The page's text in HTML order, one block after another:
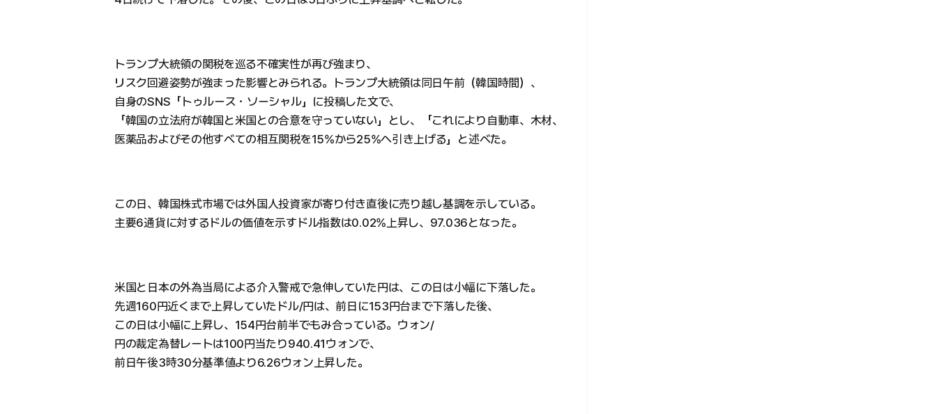
トランプ大統領の関税を巡る不確実性が再び強まり、
リスク回避姿勢が強まった影響とみられる。トランプ大統領は同日午前（韓国時間）、
自身のSNS「トゥルース・ソーシャル」に投稿した文で、
「韓国の立法府が韓国と米国との合意を守っていない」とし、「これにより自動車、木材、
医薬品およびその他すべての相互関税を15%から25%へ引き上げる」と述べた。
この日、韓国株式市場では外国人投資家が寄り付き直後に売り越し基調を示している。
主要6通貨に対するドルの価値を示すドル指数は0.02%上昇し、97.036となった。
米国と日本の外為当局による介入警戒で急伸していた円は、この日は小幅に下落した。
先週160円近くまで上昇していたドル/円は、前日に153円台まで下落した後、
この日は小幅に上昇し、154円台前半でもみ合っている。ウォン/
円の裁定為替レートは100円当たり940.41ウォンで、
前日午後3時30分基準値より6.26ウォン上昇した。